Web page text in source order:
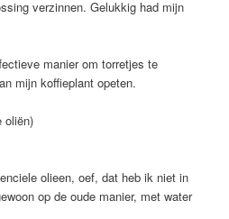
verzinnen. Gelukkig had mijn
manier om torretjes te
mijn koffieplant opeten.
oliën)
olieen, oef, dat heb ik niet in
op de oude manier, met water